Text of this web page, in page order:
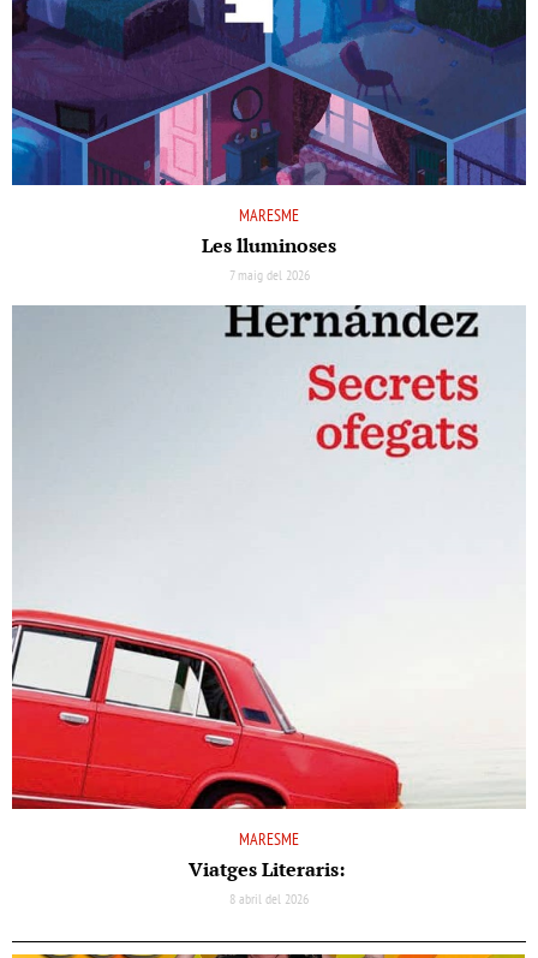
MARESME
Les lluminoses
7 maig del 2026
MARESME
Viatges Literaris:
8 abril del 2026